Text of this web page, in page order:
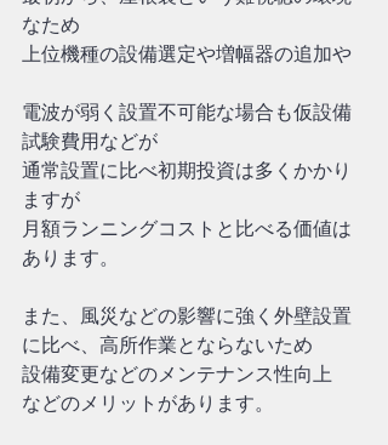
なため
上位機種の設備選定や増幅器の追加や
電波が弱く設置不可能な場合も仮設備
試験費用などが
通常設置に比べ初期投資は多くかかり
ますが
月額ランニングコストと比べる価値は
あります。
また、風災などの影響に強く外壁設置
に比べ、高所作業とならないため
設備変更などのメンテナンス性向上
などのメリットがあります。